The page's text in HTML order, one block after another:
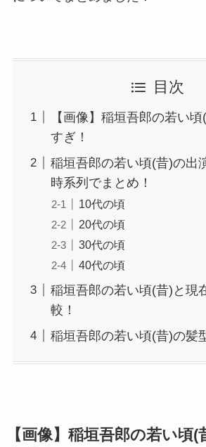
目次
【画像】稲垣吾郎の若い
すぎ！
稲垣吾郎の若い頃(昔)の出
時系列でまとめ！
10代の頃
20代の頃
30代の頃
40代の頃
稲垣吾郎の若い頃(昔)と現
較！
稲垣吾郎の若い頃(昔)の髪
【画像】稲垣吾郎の若い頃